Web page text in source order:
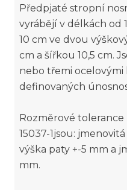
Předpjaté stropní
vyrábějí v délkách od
10 cm ve dvou
cm a šířkou 10,5 cm.
nebo třemi ocelovými
definovaných
Rozměrové tolerance
15037-1jsou:
výška paty +-5 mm a
mm.